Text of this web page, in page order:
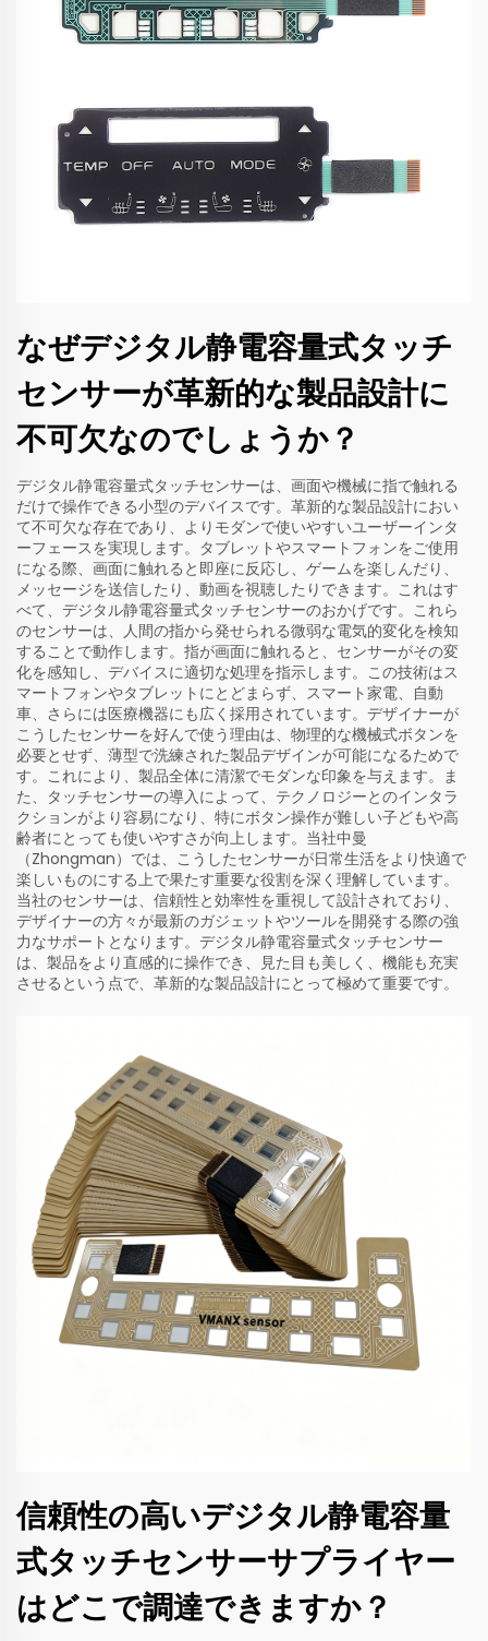
なぜデジタル静電容量式タッチ
センサーが革新的な製品設計に
不可欠なのでしょうか？
デジタル静電容量式タッチセンサーは、画面や機械に指で触れる
だけで操作できる小型のデバイスです。革新的な製品設計におい
て不可欠な存在であり、よりモダンで使いやすいユーザーインタ
ーフェースを実現します。タブレットやスマートフォンをご使用
になる際、画面に触れると即座に反応し、ゲームを楽しんだり、
メッセージを送信したり、動画を視聴したりできます。これはす
べて、デジタル静電容量式タッチセンサーのおかげです。これら
のセンサーは、人間の指から発せられる微弱な電気的変化を検知
することで動作します。指が画面に触れると、センサーがその変
化を感知し、デバイスに適切な処理を指示します。この技術はス
マートフォンやタブレットにとどまらず、スマート家電、自動
車、さらには医療機器にも広く採用されています。デザイナーが
こうしたセンサーを好んで使う理由は、物理的な機械式ボタンを
必要とせず、薄型で洗練された製品デザインが可能になるためで
す。これにより、製品全体に清潔でモダンな印象を与えます。ま
た、タッチセンサーの導入によって、テクノロジーとのインタラ
クションがより容易になり、特にボタン操作が難しい子どもや高
齢者にとっても使いやすさが向上します。当社中曼
（Zhongman）では、こうしたセンサーが日常生活をより快適で
楽しいものにする上で果たす重要な役割を深く理解しています。
当社のセンサーは、信頼性と効率性を重視して設計されており、
デザイナーの方々が最新のガジェットやツールを開発する際の強
力なサポートとなります。デジタル静電容量式タッチセンサー
は、製品をより直感的に操作でき、見た目も美しく、機能も充実
させるという点で、革新的な製品設計にとって極めて重要です。
信頼性の高いデジタル静電容量
式タッチセンサーサプライヤー
はどこで調達できますか？